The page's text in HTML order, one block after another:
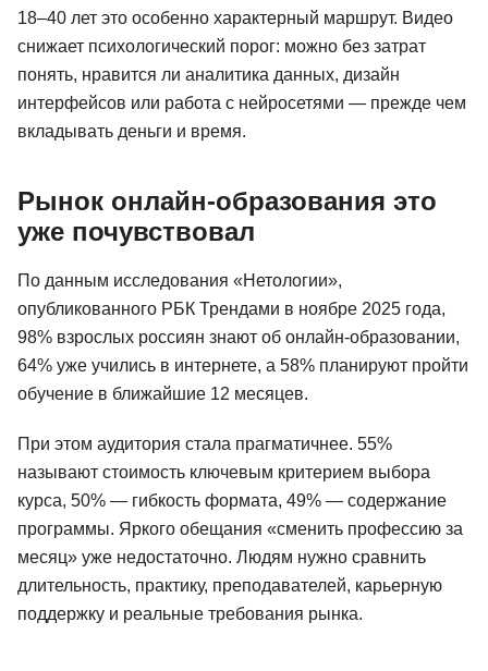
18–40 лет это особенно характерный маршрут. Видео
снижает психологический порог: можно без затрат
понять, нравится ли аналитика данных, дизайн
интерфейсов или работа с нейросетями — прежде чем
вкладывать деньги и время.
Рынок онлайн-образования это
уже почувствовал
По данным исследования «Нетологии»,
опубликованного РБК Трендами в ноябре 2025 года,
98% взрослых россиян знают об онлайн-образовании,
64% уже учились в интернете, а 58% планируют пройти
обучение в ближайшие 12 месяцев.
При этом аудитория стала прагматичнее. 55%
называют стоимость ключевым критерием выбора
курса, 50% — гибкость формата, 49% — содержание
программы. Яркого обещания «сменить профессию за
месяц» уже недостаточно. Людям нужно сравнить
длительность, практику, преподавателей, карьерную
поддержку и реальные требования рынка.